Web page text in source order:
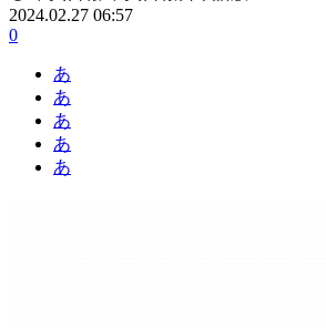
2024.02.27 06:57
0
あ
あ
あ
あ
あ